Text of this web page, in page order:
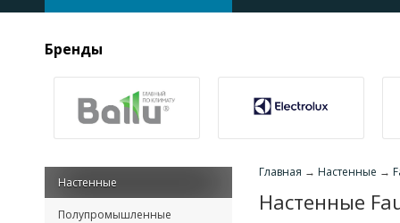
Бренды
Настенные
Полупромышленные
Главная → Настенные →
Настенные